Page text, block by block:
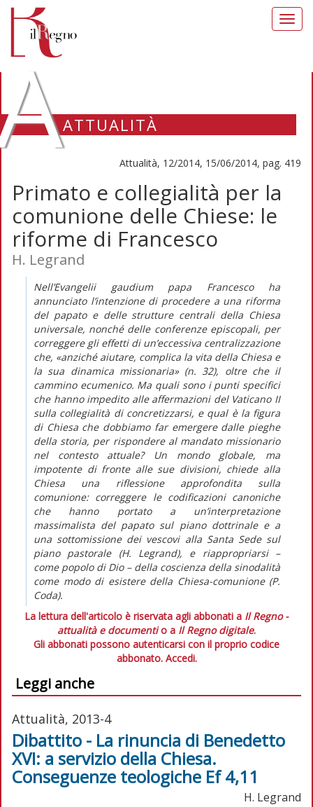
ATTUALITÀ
Attualità, 12/2014, 15/06/2014, pag. 419
Primato e collegialità per la
comunione delle Chiese: le
riforme di Francesco
H. Legrand
Nell’Evangelii gaudium papa Francesco ha
annunciato l’intenzione di procedere a una riforma
del papato e delle strutture centrali della Chiesa
universale, nonché delle conferenze episcopali, per
correggere gli effetti di un’eccessiva centralizzazione
che, «anziché aiutare, complica la vita della Chiesa e
la sua dinamica missionaria» (n. 32), oltre che il
cammino ecumenico. Ma quali sono i punti specifici
che hanno impedito alle affermazioni del Vaticano II
sulla collegialità di concretizzarsi, e qual è la figura
di Chiesa che dobbiamo far emergere dalle pieghe
della storia, per rispondere al mandato missionario
nel contesto attuale? Un mondo globale, ma
impotente di fronte alle sue divisioni, chiede alla
Chiesa una riflessione approfondita sulla
comunione: correggere le codificazioni canoniche
che hanno portato a un’interpretazione
massimalista del papato sul piano dottrinale e a
una sottomissione dei vescovi alla Santa Sede sul
piano pastorale (H. Legrand), e riappropriarsi –
come popolo di Dio – della coscienza della sinodalità
come modo di esistere della Chiesa-comunione (P.
Coda).
La lettura dell'articolo è riservata agli abbonati a Il Regno -
attualità e documentio a Il Regno digitale.
Gli abbonati possono autenticarsi con il proprio codice
abbonato. Accedi.
Leggi anche
Attualità, 2013-4
Dibattito - La rinuncia di Benedetto
XVI: a servizio della Chiesa.
Conseguenze teologiche Ef 4,11
H. Legrand